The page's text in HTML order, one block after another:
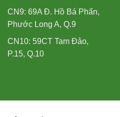
CN9: 69A Đ. Hồ Bá Phấn,
Phước Long A, Q.9
CN10: 59CT Tam Đảo,
P.15, Q.10